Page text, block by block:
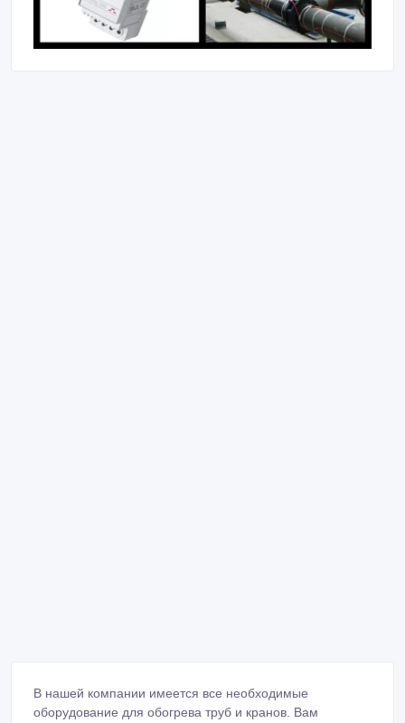
В нашей компании имеется все необходимые
оборудование для обогрева труб и кранов. Вам